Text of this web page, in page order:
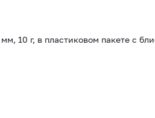
10 г, в пластиковом пакете с